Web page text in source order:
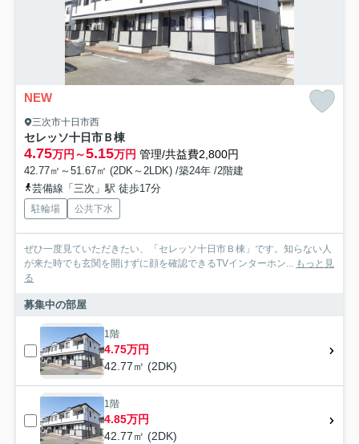
NEW
三次市十日市西
セレッソ十日市Ｂ棟
4.75万円～5.15万円 管理/共益費2,800円
42.77㎡～51.67㎡ (2DK～2LDK) /築24年 /2階建
芸備線「三次」駅 徒歩17分
駐輪場 公共下水
ぜひ一度見ていただきたい、「セレッソ十日市Ｂ棟」です。知らない人
が来た時でも玄関を開けずに顔を確認できるTVインターホン... もっと見
る
募集中の部屋
1階
4.75万円
42.77㎡ (2DK)
1階
4.85万円
42.77㎡ (2DK)